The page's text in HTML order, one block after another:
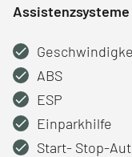
Assistenzsysteme
ABS
ESP
Einparkhilfe
Start- Stop-